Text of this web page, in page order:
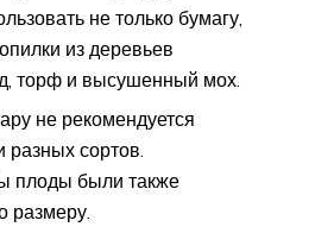
не только бумагу,
из деревьев
торф и высушенный мох.
не рекомендуется
разных сортов.
плоды были также
размеру.